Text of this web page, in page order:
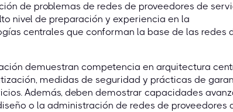
de problemas de redes de proveedores de
nivel de preparación y experiencia en la
centrales que conforman la base de las redes
demuestran competencia en arquitectura
medidas de seguridad y prácticas de
Además, deben demostrar capacidades
o la administración de redes de proveedores